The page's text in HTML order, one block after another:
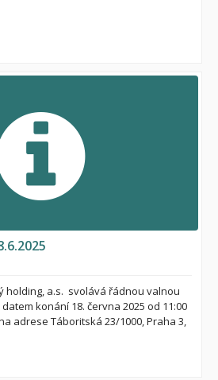
holding, a.s. svolává řádnou valnou
konání 18. června 2025 od 11:00
adrese Táboritská 23/1000, Praha 3,